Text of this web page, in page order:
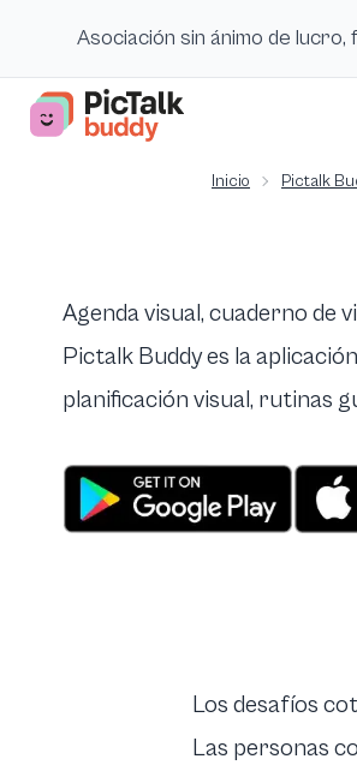
Asociación sin ánimo de
Inicio Pictalk
Agenda visual, cuaderno de
Pictalk Buddy es la
planificación visual, rutinas
Los desafíos
Las personas